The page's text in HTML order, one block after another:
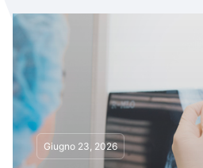
Giugno 23, 2026